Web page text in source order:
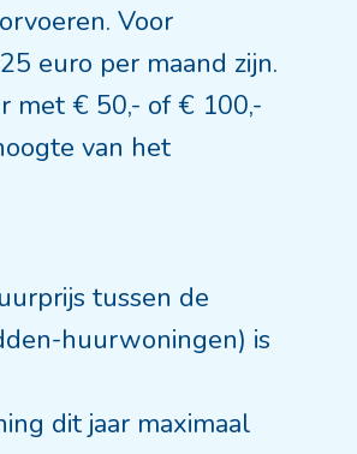
Voor
euro per maand zijn.
met € 50,- of € 100,-
van het
tussen de
huurwoningen) is
dit jaar maximaal